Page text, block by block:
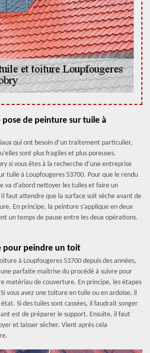
de peinture sur tuile à
qui ont besoin d’un traitement particulier,
sont plus fragiles et plus poreuses.
si vous êtes à la recherche d’une entreprise
tuile à Loupfougeres 53700. Pour que le rendu
va d’abord nettoyer les tuiles et faire un
faut attendre que la surface soit sèche avant de
En principe, la peinture s’applique en deux
un temps de pause entre les deux opérations.
pour peindre un toit
à Loupfougeres 53700 depuis des années,
parfaite maîtrise du procédé à suivre pour
matériau de couverture. En principe, les étapes
vous avez une toiture en tuile ou en ardoise, il
Si des tuiles sont cassées, il faudrait songer
est de préparer le support. Ensuite, il faut
et laisser sécher. Vient après cela